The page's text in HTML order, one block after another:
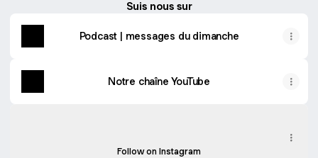
Suis nous sur
Podcast | messages du dimanche
Notre chaîne YouTube
Follow on Instagram